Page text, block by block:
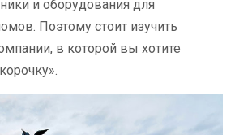
и оборудования для
Поэтому стоит изучить
в которой вы хотите